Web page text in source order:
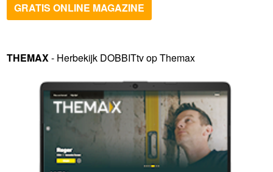
GRATIS ONLINE MAGAZINE
THEMAX- Herbekijk DOBBITtv op Themax